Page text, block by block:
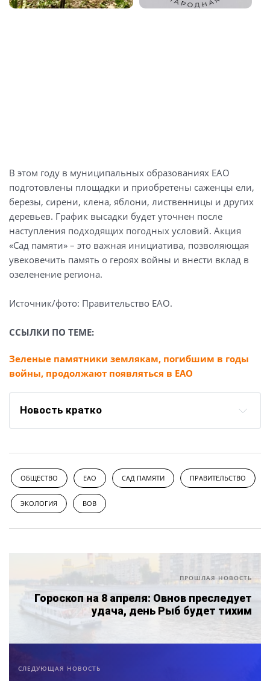
В этом году в муниципальных образованиях ЕАО
подготовлены площадки и приобретены саженцы ели,
березы, сирени, клена, яблони, лиственницы и других
деревьев. График высадки будет уточнен после
наступления подходящих погодных условий. Акция
«Сад памяти» – это важная инициатива, позволяющая
увековечить память о героях войны и внести вклад в
озеленение региона.
Источник/фото: Правительство ЕАО.
ССЫЛКИ ПО ТЕМЕ:
Зеленые памятники землякам, погибшим в годы
войны, продолжают появляться в ЕАО
Новость кратко
ОБЩЕСТВО ЕАО САД ПАМЯТИ ПРАВИТЕЛЬСТВО
ЭКОЛОГИЯ ВОВ
ПРОШЛАЯ НОВОСТЬ
Гороскоп на 8 апреля: Овнов преследует
удача, день Рыб будет тихим
СЛЕДУЮЩАЯ НОВОСТЬ